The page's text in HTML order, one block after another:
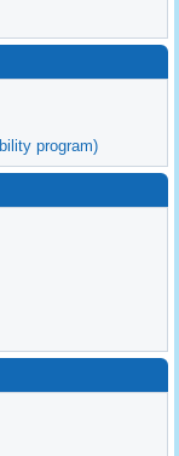
program)